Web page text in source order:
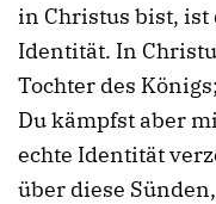
in Christus bist, ist
Identität. In
Tochter des
Du kämpfst aber
echte Identität
über diese